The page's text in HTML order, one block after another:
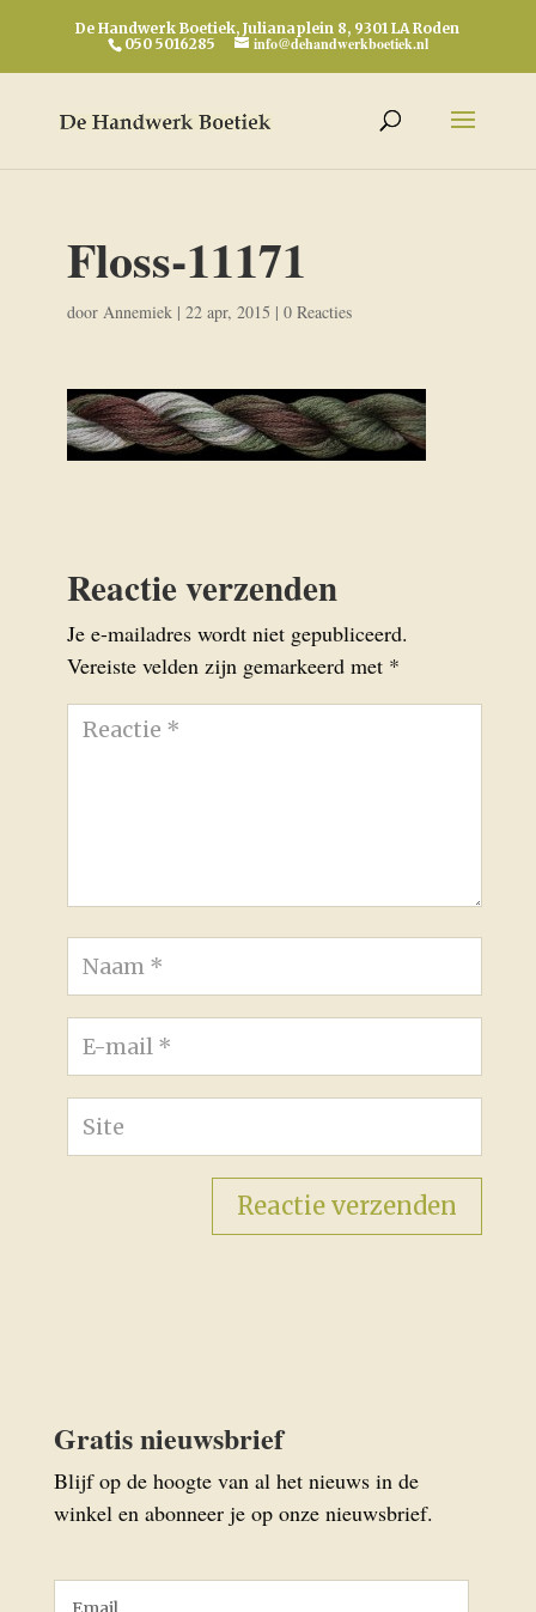
De Handwerk Boetiek, Julianaplein 8, 9301 LA Roden
050 5016285
info@dehandwerkboetiek.nl
Floss-11171
door Annemiek| 22 apr, 2015 | 0 Reacties
Reactie verzenden
Je e-mailadres wordt niet gepubliceerd.
Vereiste velden zijn gemarkeerd met *
Gratis nieuwsbrief
Blijf op de hoogte van al het nieuws in de
winkel en abonneer je op onze nieuwsbrief.